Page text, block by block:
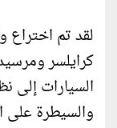
لقد تم
كرايلسر
السيارات إلى
والسيطرة على